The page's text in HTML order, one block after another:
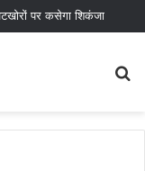
पर कसेगा शिकंजा